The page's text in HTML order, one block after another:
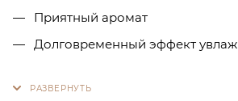
Приятный аромат
Долговременный эффект